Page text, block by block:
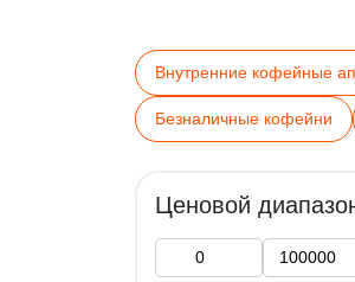
Внутренние кофейные
Безналичные кофейни
Ценовой